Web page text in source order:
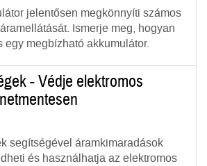
jelentősen megkönnyíti számos
Ismerje meg, hogyan
egy megbízható akkumulátor.
- Védje elektromos
segítségével áramkimaradások
és használhatja az elektromos